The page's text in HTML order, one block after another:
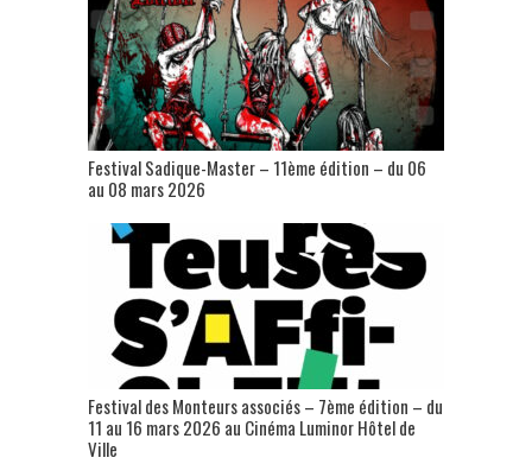
Festival Sadique-Master – 11ème édition – du 06
au 08 mars 2026
Festival des Monteurs associés – 7ème édition – du
11 au 16 mars 2026 au Cinéma Luminor Hôtel de
Ville